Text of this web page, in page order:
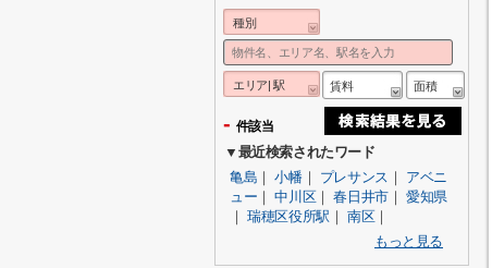
種別
エリア| 駅 賃料 面積
- 件該当
▼最近検索されたワード
亀島 ｜小幡 ｜ プレサンス ｜ アベニ
ュー ｜中川区｜春日井市｜愛知県
｜瑞穂区役所駅 ｜南区｜
もっと見る